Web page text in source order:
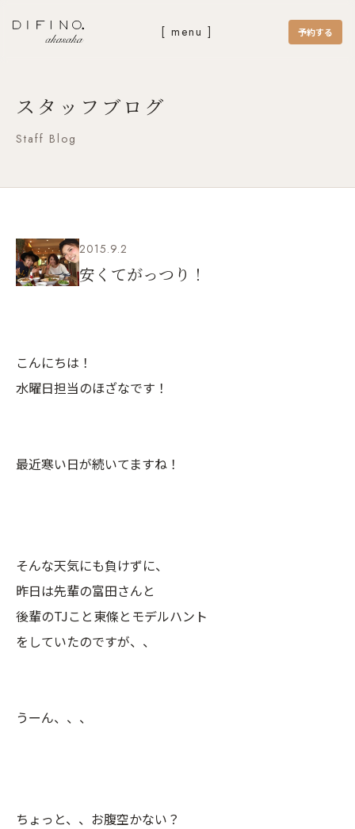
[ menu ] 予約する
スタッフブログ
Staff Blog
2015.9.2
安くてがっつり！
こんにちは！
水曜日担当のほざなです！
最近寒い日が続いてますね！
そんな天気にも負けずに、
昨日は先輩の富田さんと
後輩のTJこと東條とモデルハント
をしていたのですが、、
うーん、、、
ちょっと、、お腹空かない？